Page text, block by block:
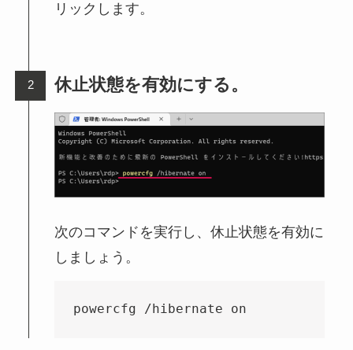
リックします。
休止状態を有効にする。
次のコマンドを実行し、休止状態を有効に
しましょう。
powercfg /hibernate on